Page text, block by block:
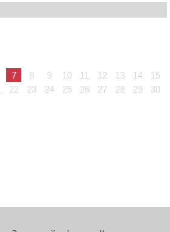
7 8 9 10 11 12 13 14
15
22 23 24 25 26 27 28 29
30